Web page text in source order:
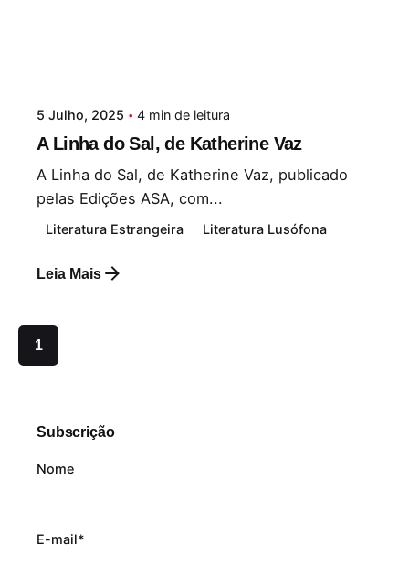
5 Julho, 2025 4 min de leitura
A Linha do Sal, de Katherine Vaz
A Linha do Sal, de Katherine Vaz, publicado
pelas Edições ASA, com...
Literatura Estrangeira Literatura Lusófona
Leia Mais
1
Subscrição
Nome
E-mail*